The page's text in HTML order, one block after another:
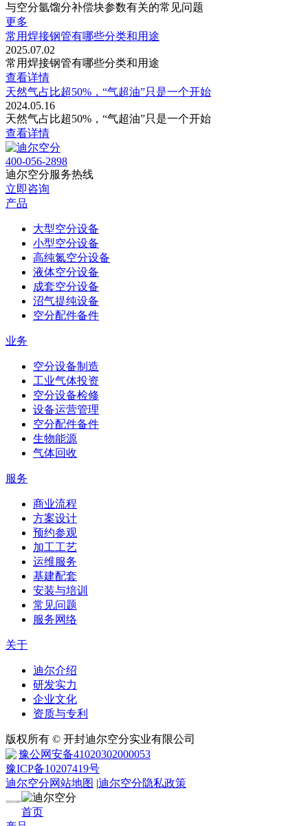
与空分氩馏分补偿块参数有关的常见问题
更多
常用焊接钢管有哪些分类和用途
2025.07.02
常用焊接钢管有哪些分类和用途
查看详情
天然气占比超50%，“气超油”只是一个开始
2024.05.16
天然气占比超50%，“气超油”只是一个开始
查看详情
400-056-2898
迪尔空分服务热线
立即咨询
产品
大型空分设备
小型空分设备
高纯氮空分设备
液体空分设备
成套空分设备
沼气提纯设备
空分配件备件
业务
空分设备制造
工业气体投资
空分设备检修
设备运营管理
空分配件备件
生物能源
气体回收
服务
商业流程
方案设计
预约参观
加工工艺
运维服务
基建配套
安装与培训
常见问题
服务网络
关于
迪尔介绍
研发实力
企业文化
资质与专利
版权所有 © 开封迪尔空分实业有限公司
豫公网安备41020302000053
豫ICP备10207419号
迪尔空分网站地图 |迪尔空分隐私政策
首页